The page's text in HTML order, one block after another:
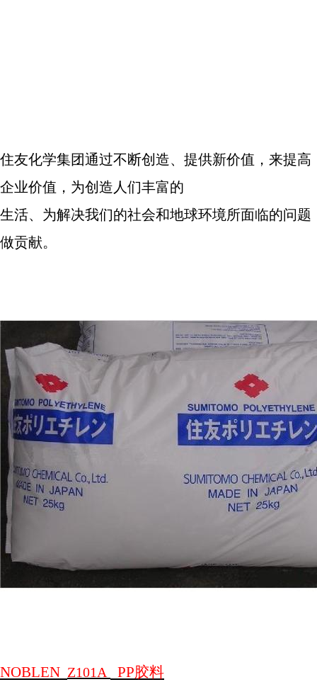
住友化学集团通过不断创造、提供新价值，来提高
企业价值，为创造人们丰富的
生活、为解决我们的社会和地球环境所面临的问题
做贡献。
NOBLEN Z101A PP胶料